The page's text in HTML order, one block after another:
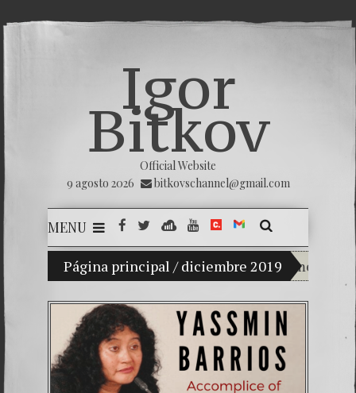
Igor
Bitkov
Official Website
9 agosto 2026
bitkovschannel@gmail.com
MENU
Página principal / diciembre 2019
Mi hijo Vladimir Bitkov, una promesa del
¿Cómo
Una